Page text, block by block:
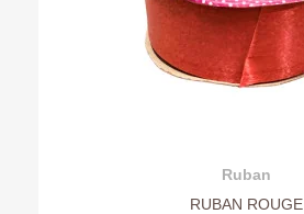
Ajouter au devis
Ruban
RUBAN ROUGE